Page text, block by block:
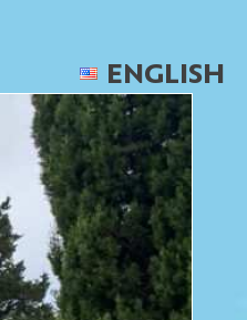
ENGLISH